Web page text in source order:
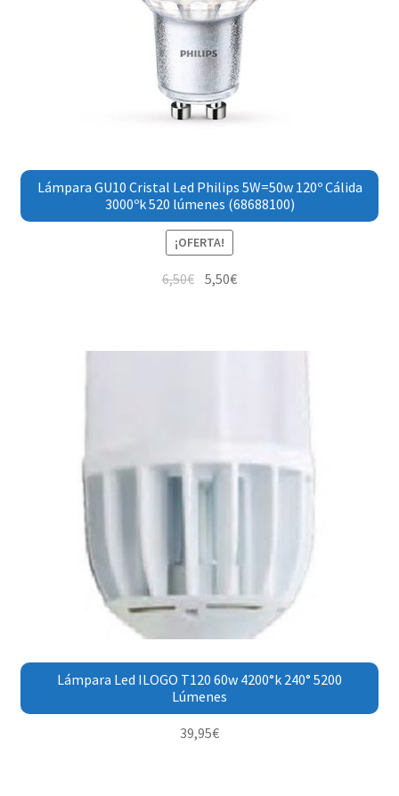
Lámpara GU10 Cristal Led Philips 5W=50w 120º Cálida
3000ºk 520 lúmenes (68688100)
¡OFERTA!
6,50€ 5,50€
Lámpara Led ILOGO T120 60w 4200°k 240° 5200
Lúmenes
39,95€